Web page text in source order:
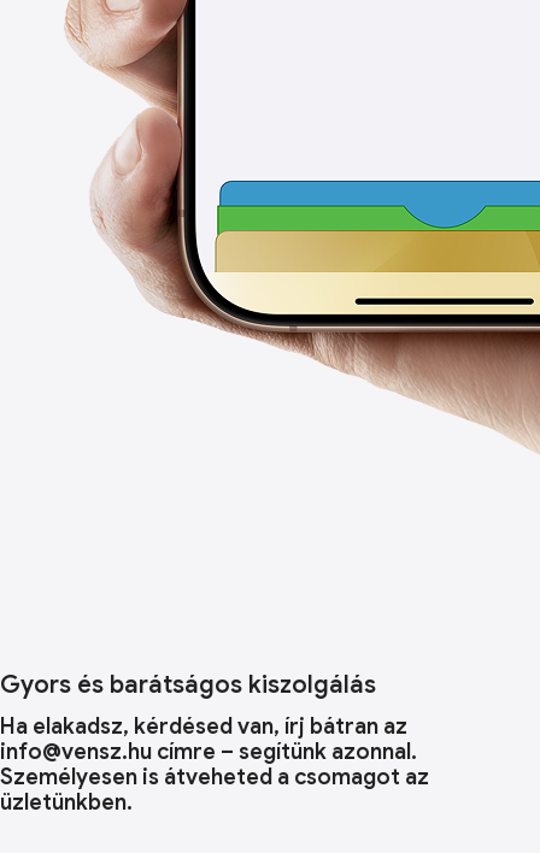
Gyors és barátságos kiszolgálás
Ha elakadsz, kérdésed van, írj bátran az
info@vensz.hu címre – segítünk azonnal.
Személyesen is átveheted a csomagot az
üzletünkben.